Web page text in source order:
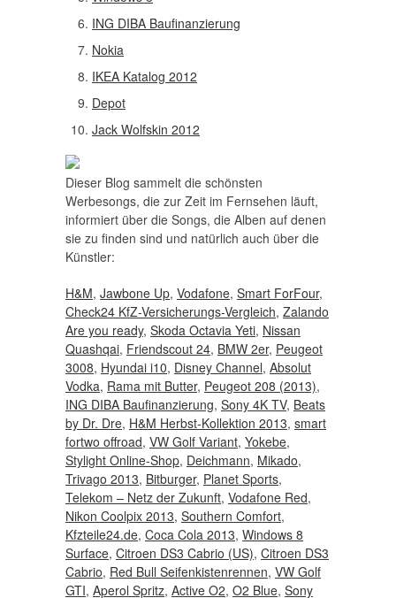
ING DIBA Baufinanzierung
Nokia
IKEA Katalog 2012
Depot
Jack Wolfskin 2012
Dieser Blog sammelt die schönsten
Werbesongs, die zur Zeit im Fernsehen läuft,
informiert über die Songs, die Alben auf denen
sie zu finden sind und natürlich auch über die
Künstler:
H&M, Jawbone Up, Vodafone, Smart ForFour,
Check24 KfZ-Versicherungs-Vergleich, Zalando
Are you ready, Skoda Octavia Yeti, Nissan
Quashqai, Friendscout 24, BMW 2er, Peugeot
3008, Hyundai i10, Disney Channel, Absolut
Vodka, Rama mit Butter, Peugeot 208 (2013),
ING DIBA Baufinanzierung, Sony 4K TV, Beats
by Dr. Dre, H&M Herbst-Kollektion 2013, smart
fortwo offroad, VW Golf Variant, Yokebe,
Stylight Online-Shop, Deichmann, Mikado,
Trivago 2013, Bitburger, Planet Sports,
Telekom – Netz der Zukunft, Vodafone Red,
Nikon Coolpix 2013, Southern Comfort,
Kfzteile24.de, Coca Cola 2013, Windows 8
Surface, Citroen DS3 Cabrio (US), Citroen DS3
Cabrio, Red Bull Seifenkistenrennen, VW Golf
GTI, Aperol Spritz, Active O2, O2 Blue, Sony